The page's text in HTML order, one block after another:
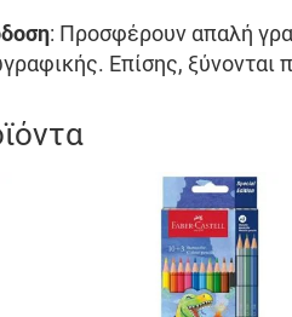
: Προσφέρουν απαλή
Επίσης, ξύνονται